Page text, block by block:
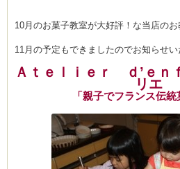
で
伝
菓
子
室
10月のお菓子教室が大好評！な当店のお
11月の予定もできましたのでお知らせい
Ａｔｅｌｉｅｒ ｄ’ｅｎ
リエ
「親子でフランス伝統